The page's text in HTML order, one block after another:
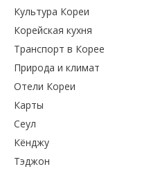
Культура Кореи
Корейская кухня
Транспорт в Корее
Природа и климат
Отели Кореи
Карты
Сеул
Кёнджу
Тэджон